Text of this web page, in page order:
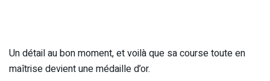
Un détail au bon moment, et voilà que sa course toute en
maîtrise devient une médaille d’or.